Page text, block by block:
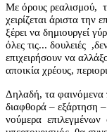
Με όρους ρεαλισμού,
χειρίζεται άριστα την
ξέρει να δημιουργεί
όλες τις... δουλειές
επιχειρήσουν να
αποικία χρέους,
Δηλαδή, τα φαινόμενα
διαφθορά – εξάρτηση –
νούμερα επιλεγμένων